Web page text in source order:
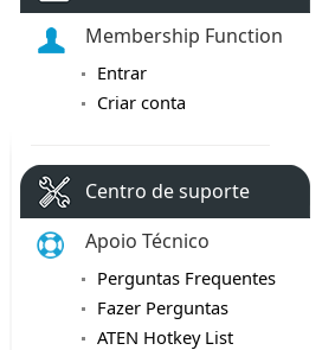
Membership Function
Entrar
Criar conta
Centro de suporte
Apoio Técnico
Perguntas Frequentes
Fazer Perguntas
ATEN Hotkey List